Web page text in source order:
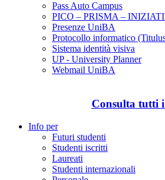
Pass Auto Campus
PICO – PRISMA –
Presenze UniBA
Protocollo informatico
Sistema identità visiva
UP - University Planner
Webmail UniBA
Consulta tutti
Info per
Futuri studenti
Studenti iscritti
Laureati
Studenti internazionali